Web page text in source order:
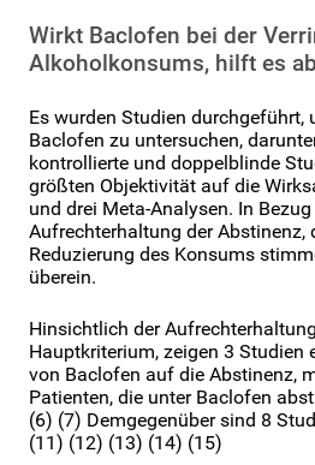
Wirkt Baclofen bei der
Alkoholkonsums, hilft es
Es wurden Studien durchgeführt,
Baclofen zu untersuchen,
kontrollierte und doppelblinde
größten Objektivität auf die
und drei Meta-Analysen. In
Aufrechterhaltung der Abstinenz,
Reduzierung des Konsums
überein.
Hinsichtlich der
Hauptkriterium, zeigen 3 Studien
von Baclofen auf die Abstinenz,
Patienten, die unter Baclofen
(6) (7) Demgegenüber sind 8
(11) (12) (13) (14) (15)